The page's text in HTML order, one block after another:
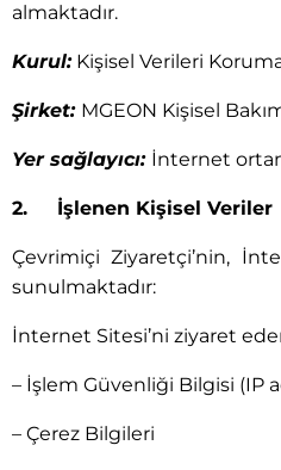
almaktadır.
Kurul:Kişisel Verileri
Şirket: MGEON Kişisel
Yer sağlayıcı: İnternet
2. İşlenen Kişisel Veriler
Çevrimiçi Ziyaretçi’nin,
sunulmaktadır:
İnternet Sitesi’ni ziyaret
– İşlem Güvenliği Bilgisi (IP
– Çerez Bilgileri